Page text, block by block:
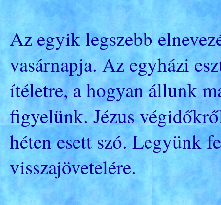
Az egyik legszebb
vasárnapja. Az egyházi
ítéletre, a hogyan állunk
figyelünk. Jézus
héten esett szó. Legyünk
visszajövetelére.